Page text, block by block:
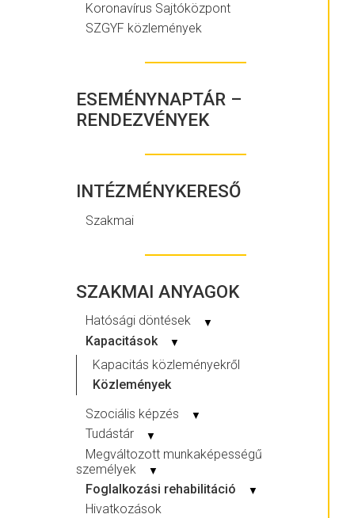
Koronavírus Sajtóközpont
SZGYF közlemények
ESEMÉNYNAPTÁR –
RENDEZVÉNYEK
INTÉZMÉNYKERESŐ
Szakmai
SZAKMAI ANYAGOK
Hatósági döntések ▼
Kapacitások ▼
Kapacitás közleményekről
Közlemények
Szociális képzés
▼
Tudástár ▼
Megváltozott munkaképességű
személyek
▼
Foglalkozási rehabilitáció ▼
Hivatkozások